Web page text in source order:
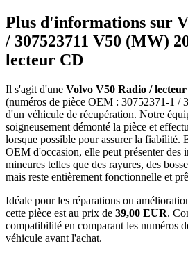
Plus d'informations sur
/ 307523711 V50 (MW)
lecteur CD
Il s'agit d'une Volvo V50 Radio /
(numéros de pièce OEM : 30752371-1 /
d'un véhicule de récupération. Notre
soigneusement démonté la pièce et
lorsque possible pour assurer la fiabilité.
OEM d'occasion, elle peut présenter des
mineures telles que des rayures, des
mais reste entièrement fonctionnelle et
Idéale pour les réparations ou
cette pièce est au prix de 39,00 EUR.
compatibilité en comparant les numéros
véhicule avant l'achat.